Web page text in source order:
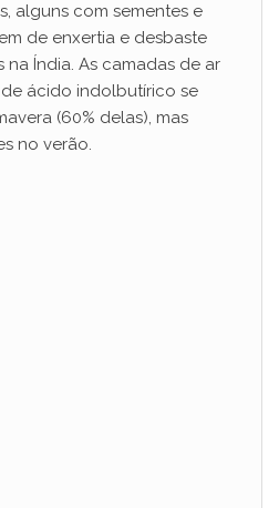
alguns com sementes e
de enxertia e desbaste
Índia. As camadas de ar
ácido indolbutírico se
(60% delas), mas
no verão.